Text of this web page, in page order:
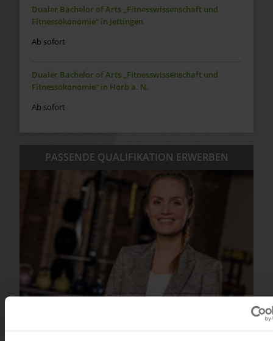
Dualer Bachelor of Arts „Fitnesswissenschaft und
Fitnessökonomie“ in Jettingen
Ab sofort
Dualer Bachelor of Arts „Fitnesswissenschaft und
Fitnessökonomie“ in Horb a. N.
Ab sofort
PASSENDE QUALIFIKATION ERWERBEN